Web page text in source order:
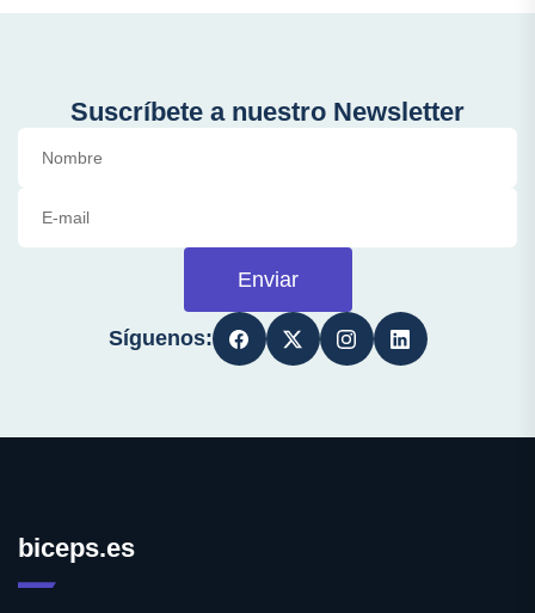
Suscríbete a nuestro Newsletter
Enviar
Síguenos:
biceps.es